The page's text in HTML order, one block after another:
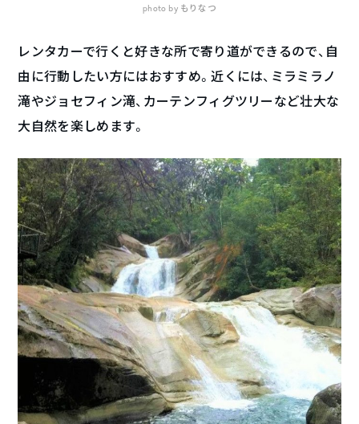
photo by もりなつ
レンタカーで行くと好きな所で寄り道ができるので、自
由に行動したい方にはおすすめ。近くには、ミラミラノ
滝やジョセフィン滝、カーテンフィグツリーなど壮大な
大自然を楽しめます。